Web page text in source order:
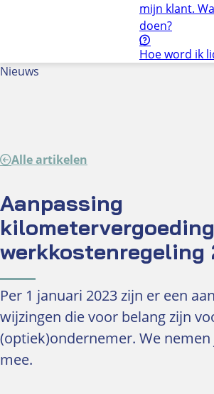
Optiekonderwijs
Wie doet wat binnen het
Zorg(verzekeraars)
Bekijk alle onderwerpen
Bedrijfsvoering
Consumentenrecht
Criminaliteit
mijn klant.
doen?
Hoe word ik
Nieuws
Alle artikelen
Aanpassing
werkkostenregeling
Per 1 januari 2023 zijn er een
wijzingen die voor belang zijn
(optiek)ondernemer. We nemen
mee.